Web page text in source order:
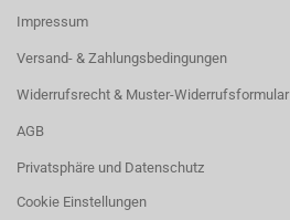
Impressum
Versand- & Zahlungsbedingungen
Widerrufsrecht & Muster-Widerrufsformular
AGB
Privatsphäre und Datenschutz
Cookie Einstellungen